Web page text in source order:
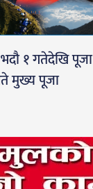
१ गतेदेखि पूजा
मुख्य पूजा